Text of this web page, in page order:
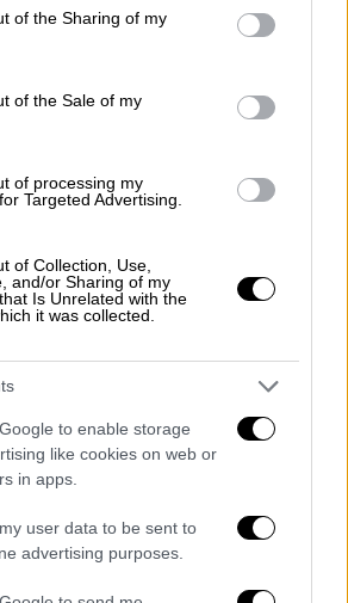
or usage behaviour. You may click to
to Google and its third-party tags to
specified purposes in below Google
of the Sharing of my
of the Sale of my
of processing my
Targeted Advertising.
of Collection, Use,
and/or Sharing of my
Is Unrelated with the
it was collected.
to enable storage
like cookies on web or
in apps.
user data to be sent to
advertising purposes.
μία κόρη που
πατέρα της. Στο τρέιλερ
ηθοποιών όπως οι
Ζόε Σαλντάνα και Ράμι
στο Άμστερνταμ
πρώτη της υποκριτική
ζωντανή εκδοχή τουCats
χρόνια είχε
στο The Giver του
τη φωνή της στην Audrey
2012
video